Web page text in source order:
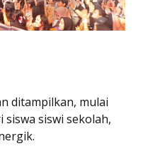
ditampilkan, mulai
siswi sekolah,